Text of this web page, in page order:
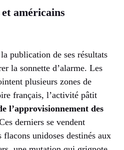
américains
publication de ses résultats
la sonnette d’alarme. Les
plusieurs zones de
français, l’activité pâtit
l’approvisionnement des
derniers se vendent
unidoses destinés aux